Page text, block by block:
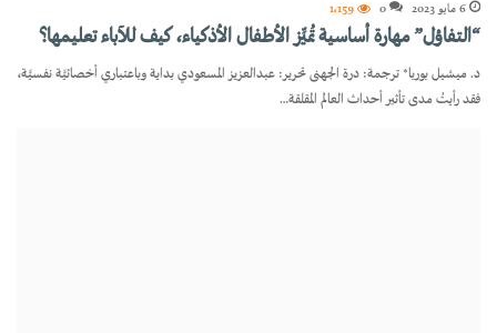
6 مايو 2023 0 1٬159
“التفاؤل” مهارة أساسية تُميِّز الأطفال الأذكياء، كيف للآباء تعليمها؟
د. ميشيل بوربا* ترجمة: درة الجهنى تحرير: عبدالعزيز المسعودي بداية وباعتباري أخصائيَّة نفسيَّة،
فقد رأيتُ مدى تأثير أحداث العالم المقلقة…